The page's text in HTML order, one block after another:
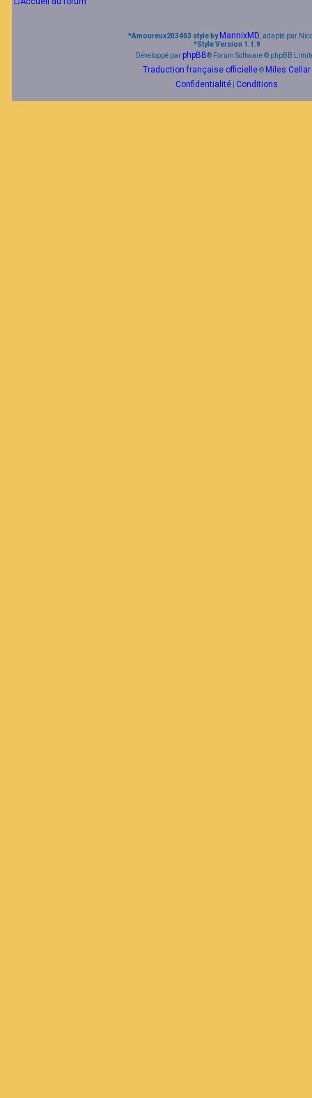
*Amoureux203403 style byMannixMD , adapté par
*Style Version 1.1.9
Développé par phpBB® Forum Software © phpBB
Traduction française officielle© Miles Cellar
Confidentialité Conditions